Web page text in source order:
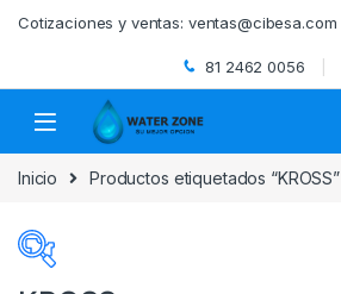
Cotizaciones y ventas: ventas@cibesa.com
81 2462 0056
Inicio Productos etiquetados “KROSS”